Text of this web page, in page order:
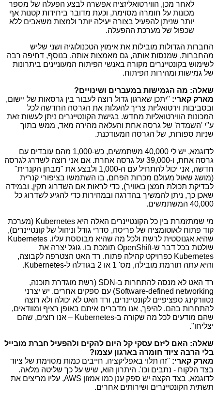
לאחר מכן, הווירטואליזציה אפשרה לבצע הפעלה של מספר
מכונות על חומרה מסוימת, וכעת מדובר ביחידות קטנות אף
יותר שניתן להפעיל בצורה יעילה יותר ולמצות משאבים ללא
שכפול של מערכת ההפעלה.
החברות הגדולות מובילות את אימוץ הטכנולוגיה ושני שליש
מהחברות, שמנסות אותה, גם מאמצות אותה. בנוסף, דחיפה רבה
לשימוש בקונטיינרים מקורה באנשי הפיתוח המעוניינים ביתרונות
של גמישות ומהירות הפיתוח.
שאלה: מה הגמישות במעברים ושינויים?
מארק קארי: "יתכן שארגון גדול רוצה לעבור בין גרסאות של יישום,
ובסביבות וירטואליות צריך להעלות את הגרסה החדשה לכל
המכונות הווירטואליות מחדש. בגישת הקונטיינרים ניתן לעשות זאת
ע"י 'השמדה' של גרסה אחת והעלאה מהירה מאד, ממש בתוך
שניות ספורות, של הגרסה המעודכנת.
לדוגמא, יש לי 40,000 משתמשים, כש-1,000 מהם עובדים עם
גרסה אחת, ו-39,000 על גרסה אחרת. אם אני רוצה לשדרג לגרסה
חדשה, אני יכול להתחיל עם ה-1,000 ולבצע את "מבחן הקנרית"
(מושג שאול מעולם מכרות הפחם, בו השתמשו בציפורי קנרית
לבדיקת תכולת חמצן באוויר), כדי לראות אם השדרוג תקין, ובמידה
שאכן כך, ניתן להמשיך בהדרגה ובמהירות כדי להגיע לשדרוג כל
40,000 המשתמשים.
מי שמתזמרת בין כל הקונטיינרים האלה היא Kubernetes
)מערכת
קוד פתוח לאוטומציה של פריסה, סדרי גודל וניהול של קונטיינרים),
שהיא אגנוסטית לרשת ולכל מה שהיא מבוססת עליו. Kubernetes
שולטת בכל דבר ש-OpenShift תומכת בו. גוגל יצרה את
Kubernetes כפרויקט קהילה פתוח. רד האט הצטרפה לקבוצה,
והיא עתה תורמת מובילה, מס' 1 או 2 בגודלה ל-
Kubernetes
.
רד האט לא מנסה להתחרות ב-SDN (רשת מוגדרת תוכנה,
Software-defined networking) עם ספקים אחרים. יש יצרני
נטוורקינג ספציפיים לקונטיינרים, ורד האט לא יכולה ולא רוצה
להתחרות בהם. להיפך, אנו מדברים איתם באופן רציף ומוודאים,
שהם מודעים לכל מה שקורה ב-Kubernetes
– אנו רוצים, שהם
יצליחו".
שאלה: האם ליזם עסקי קל היום להקים ולהפעיל חברת מובייל
בלי הרבה ציוד חומרה בארגון עצמו?
מארק קארי: "זה תלוי באפליקציה. חייבים כמות מסוימת של ציוד
בצד הלקוח - נתבים וכו'. היתרון הוא, שיש על כך שליטה מלאה.
לדוגמא, בצד הקצה יש ספק ענן כמו אמזון AWS, עליו מריצים את
תשתית הקונטיינרים ושירותים אחרים.